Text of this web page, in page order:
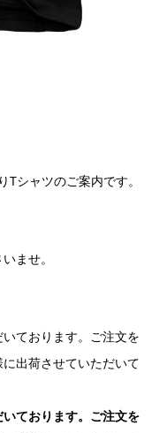
Tシャツのご案内です。
ませ。
ております。ご注文を
出荷させていただいて
ております。ご注文を